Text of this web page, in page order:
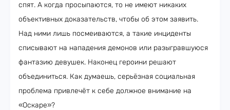
спят. А когда просыпаются, то не имеют никаких
объективных доказательств, чтобы об этом заявить.
Над ними лишь посмеиваются, а такие инциденты
списывают на нападения демонов или разыгравшуюся
фантазию девушек. Наконец героини решают
объединиться. Как думаешь, серьёзная социальная
проблема привлечёт к себе должное внимание на
«Оскаре»?